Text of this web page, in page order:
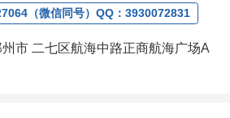
（微信同号）QQ：3930072831
市 二七区航海中路正商航海广场A